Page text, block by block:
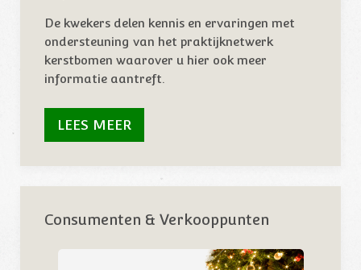
De kwekers delen kennis en ervaringen met
ondersteuning van het praktijknetwerk
kerstbomen waarover u hier ook meer
informatie aantreft.
LEES MEER
Consumenten & Verkooppunten